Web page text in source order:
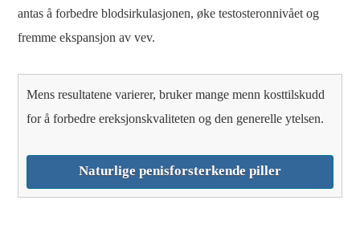
antas å forbedre blodsirkulasjonen, øke testosteronnivået og
fremme ekspansjon av vev.
Mens resultatene varierer, bruker mange menn kosttilskudd
for å forbedre ereksjonskvaliteten og den generelle ytelsen.
Naturlige penisforsterkende piller